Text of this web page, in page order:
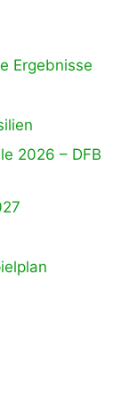
Ergebnisse
2026 – DFB